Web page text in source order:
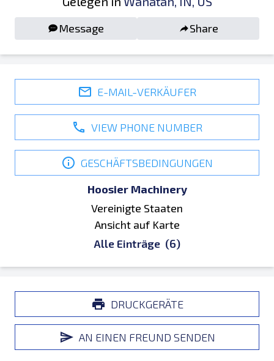
Message Share
E-MAIL-VERKÄUFER
VIEW PHONE NUMBER
GESCHÄFTSBEDINGUNGEN
Hoosier Machinery
Vereinigte Staaten
Ansicht auf Karte
Alle Einträge (6)
DRUCKGERÄTE
AN EINEN FREUND SENDEN